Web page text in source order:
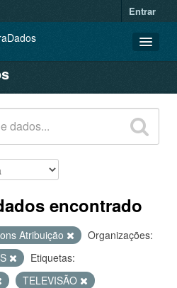
Entrar
encontrado
Atribuição
Organizações:
Etiquetas:
TELEVISÃO